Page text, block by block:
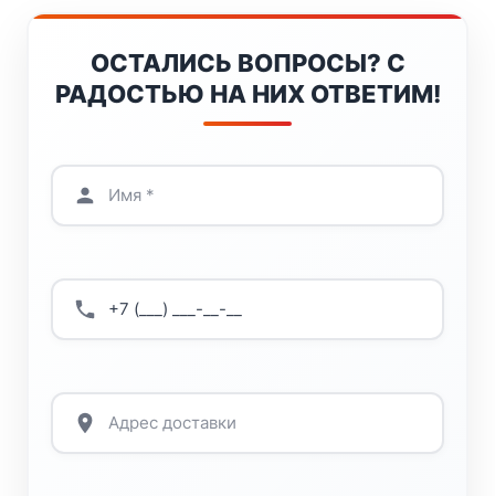
ОСТАЛИСЬ ВОПРОСЫ? С
РАДОСТЬЮ НА НИХ ОТВЕТИМ!